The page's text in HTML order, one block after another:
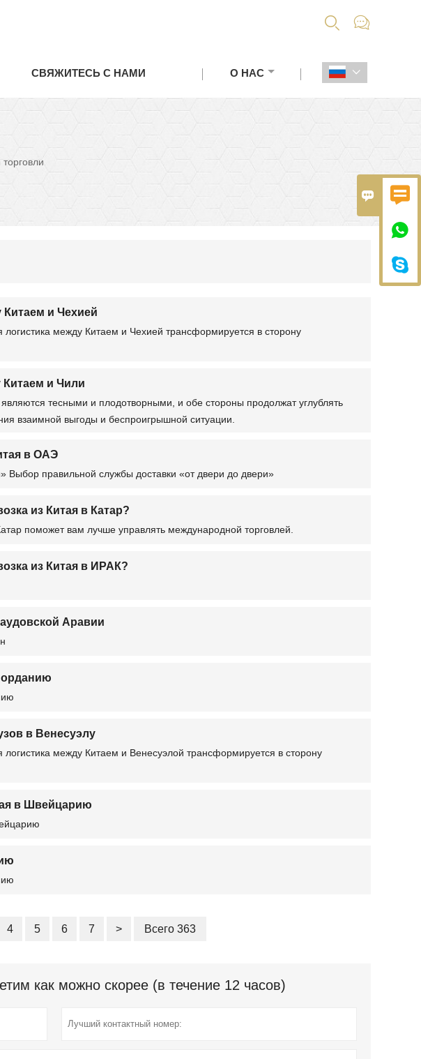
 


 
СВЯЖИТЕСЬ С НАМИ О НАС 
Китаем и Чехией
между Китаем и Чехией трансформируется в сторону
Китаем и Чили
тесными и плодотворными, и обе стороны продолжат углублять
взаимной выгоды и беспроигрышной ситуации.
в ОАЭ
Выбор правильной службы доставки «от двери до двери»
из Китая в Катар?
поможет вам лучше управлять международной торговлей.
из Китая в ИРАК?
Аравии
в Венесуэлу
между Китаем и Венесуэлой трансформируется в сторону
в Швейцарию
4 5 6 7 > Всего 363
как можно скорее (в течение 12 часов)